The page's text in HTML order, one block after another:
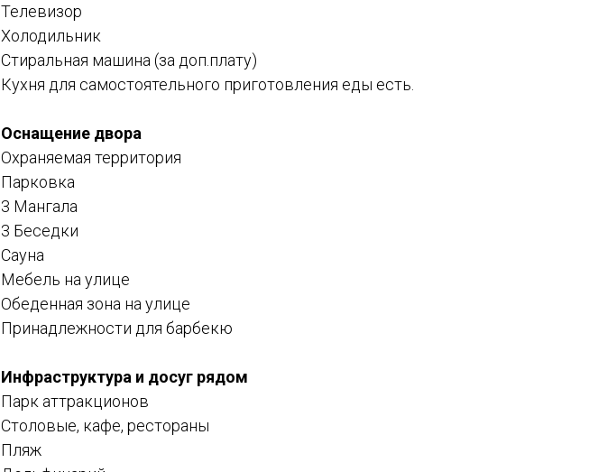
Телевизор
Холодильник
Стиральная машина (за доп.плату)
Кухня для самостоятельного приготовления еды есть.
Оснащение двора
Охраняемая территория
Парковка
3 Мангала
3 Беседки
Сауна
Мебель на улице
Обеденная зона на улице
Принадлежности для барбекю
Инфраструктура и досуг рядом
Парк аттракционов
Столовые, кафе, рестораны
Пляж